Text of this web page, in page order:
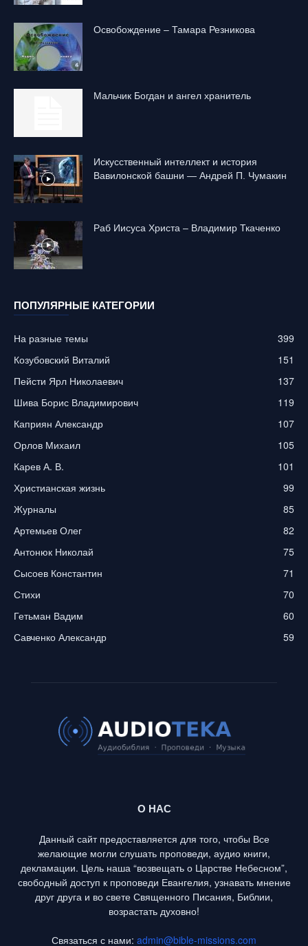
Освобождение – Тамара Резникова
Mальчик Богдан и ангел хранитель
Искусственный интеллект и история
Вавилонской башни — Андрей П. Чумакин
Раб Иисуса Христа – Владимир Ткаченко
ПОПУЛЯРНЫЕ КАТЕГОРИИ
На разные темы
399
Козубовский Виталий
151
Пейсти Ярл Николаевич
137
Шива Борис Владимирович
119
Каприян Александр
107
Орлов Михаил
105
Карев А. В.
101
Христианская жизнь
99
Журналы
85
Артемьев Олег
82
Антонюк Николай
75
Сысоев Константин
71
Стихи
70
Гетьман Вадим
60
Савченко Александр
59
О НАС
Данный сайт предоставляется для того, чтобы Все
желающие могли слушать проповеди, аудио книги,
декламации. Цель наша “возвещать о Царстве Небесном”,
свободный доступ к проповеди Евангелия, узнавать мнение
друг друга и во свете Священного Писания, Библии,
возрастать духовно!
Связаться с нами: admin@bible-missions.com